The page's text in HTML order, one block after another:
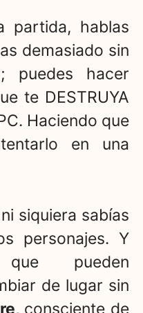
partida, hablas
demasiado sin
puedes hacer
te DESTRUYA
Haciendo que
en una
siquiera sabías
personajes. Y
pueden
de lugar sin
consciente de